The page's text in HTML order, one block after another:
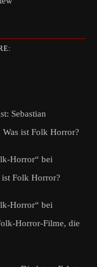
Sebastian
Was ist Folk Horror?
Horror“ bei
ist Folk Horror?
Horror“ bei
Horror-Filme, die